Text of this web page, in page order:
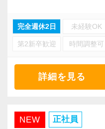
単なる会計事務所や
未経験の業務も多数
には経験を積んだ先
【長く働ける環境の
規模の大きい事務所
多く、ステークホル
相続にはストーリー
ことまで考えて行う
完全週休2日 未経験OK
第2新卒歓迎 時間調整可
詳細を見る
NEW 正社員